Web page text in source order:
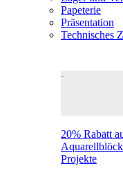
Papeterie
Präsentation
Technisches
20% Rabatt
Projekte